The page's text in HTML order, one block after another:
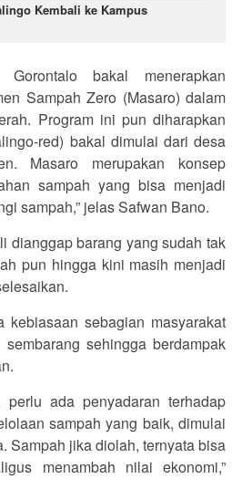
Kembali ke Kampus
Gorontalo bakal menerapkan
Sampah Zero (Masaro) dalam
Program ini pun diharapkan
red) bakal dimulai dari desa
Masaro merupakan konsep
sampah yang bisa menjadi
sampah,” jelas Safwan Bano.
dianggap barang yang sudah tak
pun hingga kini masih menjadi
sebagian masyarakat
sehingga berdampak
perlu ada penyadaran terhadap
sampah yang baik, dimulai
Sampah jika diolah, ternyata bisa
menambah nilai ekonomi,”